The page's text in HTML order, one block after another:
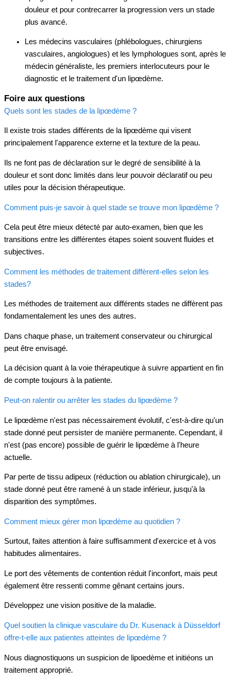
douleur et pour contrecarrer la progression vers un stade
plus avancé.
Les médecins vasculaires (phlébologues, chirurgiens
vasculaires, angiologues) et les lymphologues sont, après le
médecin généraliste, les premiers interlocuteurs pour le
diagnostic et le traitement d'un lipœdème.
Foire aux questions
Quels sont les stades de la lipœdème ?
Il existe trois stades différents de la lipœdème qui visent
principalement l'apparence externe et la texture de la peau.
Ils ne font pas de déclaration sur le degré de sensibilité à la
douleur et sont donc limités dans leur pouvoir déclaratif ou peu
utiles pour la décision thérapeutique.
Comment puis-je savoir à quel stade se trouve mon lipœdème ?
Cela peut être mieux détecté par auto-examen, bien que les
transitions entre les différentes étapes soient souvent fluides et
subjectives.
Comment les méthodes de traitement diffèrent-elles selon les
stades?
Les méthodes de traitement aux différents stades ne diffèrent pas
fondamentalement les unes des autres.
Dans chaque phase, un traitement conservateur ou chirurgical
peut être envisagé.
La décision quant à la voie thérapeutique à suivre appartient en fin
de compte toujours à la patiente.
Peut-on ralentir ou arrêter les stades du lipœdème ?
Le lipœdème n'est pas nécessairement évolutif, c'est-à-dire qu'un
stade donné peut persister de manière permanente. Cependant, il
n'est (pas encore) possible de guérir le lipœdème à l'heure
actuelle.
Par perte de tissu adipeux (réduction ou ablation chirurgicale), un
stade donné peut être ramené à un stade inférieur, jusqu'à la
disparition des symptômes.
Comment mieux gérer mon lipœdème au quotidien ?
Surtout, faites attention à faire suffisamment d'exercice et à vos
habitudes alimentaires.
Le port des vêtements de contention réduit l'inconfort, mais peut
également être ressenti comme gênant certains jours.
Développez une vision positive de la maladie.
Quel soutien la clinique vasculaire du Dr. Kusenack à Düsseldorf
offre-t-elle aux patientes atteintes de lipœdème ?
Nous diagnostiquons un suspicion de lipoedème et initiéons un
traitement approprié.